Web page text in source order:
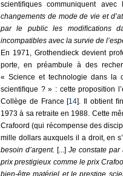
scientiﬁques communiquent
changements de mode de vie et
par le public les modiﬁcations
incompatibles avec la survie de
En 1971, Grothendieck devient
porte, en préambule à des
« Science et technologie dans la
scientiﬁque ? » : cette pro­position
Collège de France [14]. Il obtient
1973 à sa retraite en 1988. Cette
Crafoord (qui récompense des
mille dollars auxquels il a droit, en
besoin d’argent. [...] Je constate par
prix prestigieux comme le prix
bien-être matériel et le prestige